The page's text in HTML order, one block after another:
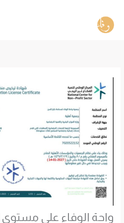
المحتوى
واحة الوفاء على مستوى